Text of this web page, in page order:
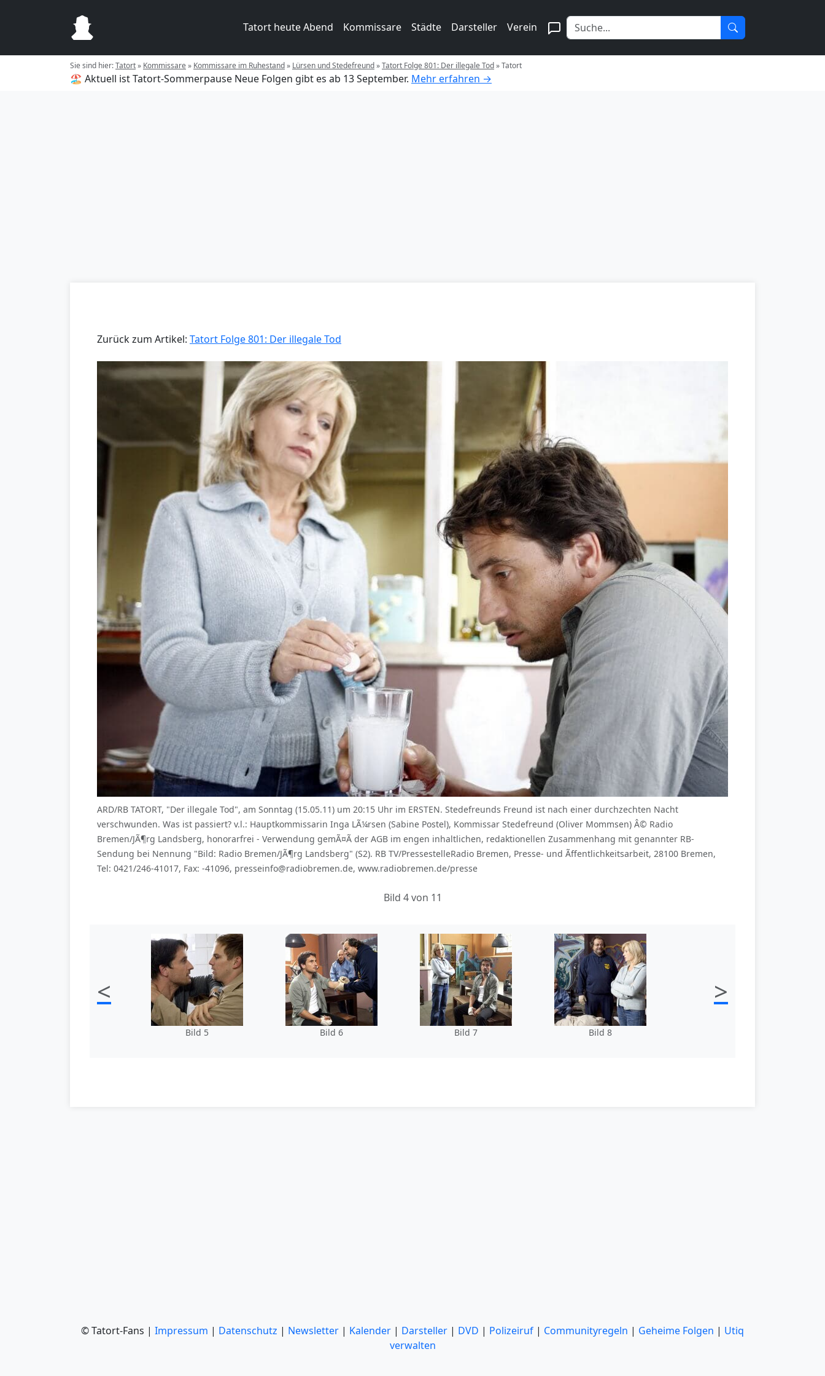
Tatort heute Abend Kommissare Städte Darsteller Verein
Sie sind hier:Tatort» Kommissare» Kommissare im Ruhestand» Lürsen und Stedefreund»Tatort Folge 801: Der illegale Tod»Tatort
🏖️ Aktuell ist Tatort-Sommerpause Neue Folgen gibt es ab 13 September. Mehr erfahren →
Zurück zum Artikel: Tatort Folge 801: Der illegale Tod
ARD/RB TATORT, "Der illegale Tod", am Sonntag (15.05.11) um 20:15 Uhr im ERSTEN. Stedefreunds Freund ist nach einer durchzechten Nacht
verschwunden. Was ist passiert? v.l.: Hauptkommissarin Inga LÃ¼rsen (Sabine Postel), Kommissar Stedefreund (Oliver Mommsen) Â© Radio
Bremen/JÃ¶rg Landsberg, honorarfrei - Verwendung gemÃ¤Ã der AGB im engen inhaltlichen, redaktionellen Zusammenhang mit genannter RB-
Sendung bei Nennung "Bild: Radio Bremen/JÃ¶rg Landsberg" (S2). RB TV/PressestelleRadio Bremen, Presse- und Ãffentlichkeitsarbeit, 28100 Bremen,
Tel: 0421/246-41017, Fax: -41096, presseinfo@radiobremen.de, www.radiobremen.de/presse
Bild 4 von 11
<
Bild 5 Bild 6 Bild 7 Bild 8
>
© Tatort-Fans | Impressum | Datenschutz | Newsletter | Kalender | Darsteller | DVD | Polizeiruf | Communityregeln | Geheime Folgen | Utiq
verwalten